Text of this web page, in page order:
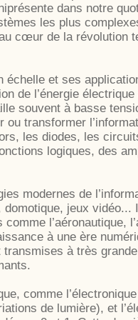
dans notre
les plus
cœur de la révolution
échelle et ses
de l’énergie
souvent à basse
transformer
les diodes, les
logiques, des
modernes de
jeux vidéo...
l’aéronautique,
à une ère
à très
comme
de lumière), et